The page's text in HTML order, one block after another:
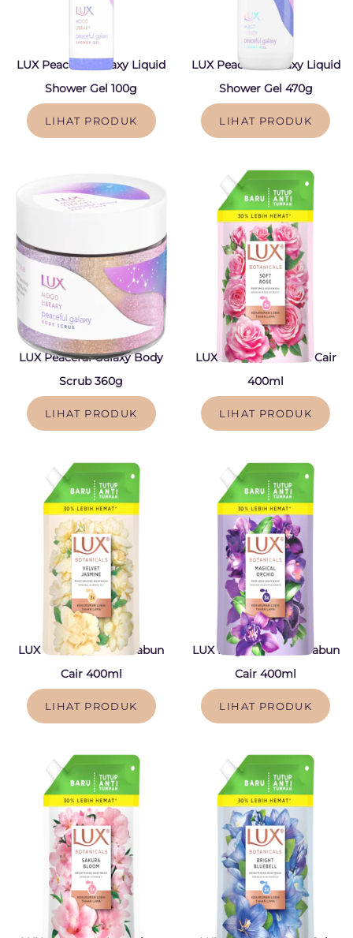
LUX Peaceful Galaxy Liquid
Shower Gel 100g
LIHAT PRODUK
LUX Peaceful Galaxy Liquid
Shower Gel 470g
LIHAT PRODUK
LUX Peaceful Galaxy Body
Scrub 360g
LIHAT PRODUK
LUX Soft Rose Sabun Cair
400ml
LIHAT PRODUK
LUX Velvet Jasmine Sabun
Cair 400ml
LIHAT PRODUK
LUX Magical Orchid Sabun
Cair 400ml
LIHAT PRODUK